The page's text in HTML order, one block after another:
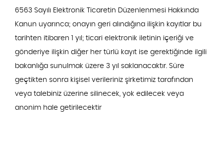
6563 Sayılı Elektronik Ticaretin Düzenlenmesi Hakkında
Kanun uyarınca; onayın geri alındığına ilişkin kayıtlar bu
tarihten itibaren 1 yıl; ticari elektronik iletinin içeriği ve
gönderiye ilişkin diğer her türlü kayıt ise gerektiğinde ilgili
bakanlığa sunulmak üzere 3 yıl saklanacaktır. Süre
geçtikten sonra kişisel verileriniz şirketimiz tarafından
veya talebiniz üzerine silinecek, yok edilecek veya
anonim hale getirilecektir